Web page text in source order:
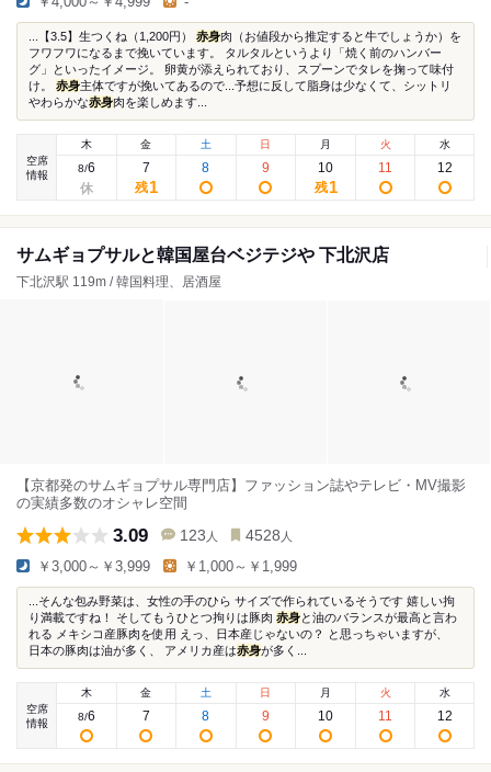
...【3.5】生つくね（1,200円） 赤身肉（お値段から推定すると牛でしょうか）を
フワフワになるまで挽いています。 タルタルというより「焼く前のハンバー
グ」といったイメージ。 卵黄が添えられており、スプーンでタレを掬って味付
け。 赤身主体ですが挽いてあるので...予想に反して脂身は少なくて、シットリ
やわらかな赤身肉を楽しめます...
空席
情報
木
8/6
金
7
残1
土
8
日
9
月
10
残1
火
11
水
12
サムギョプサルと韓国屋台ベジテジや 下北沢店​
下北沢駅 119m / 韓国料理、居酒屋
【京都発のサムギョプサル専門店】ファッション誌やテレビ・MV撮影
の実績多数のオシャレ空間
3.09 123 人 4528 人
￥3,000～￥3,999 ￥1,000～￥1,999
...そんな包み野菜は、女性の手のひら サイズで作られているそうです 嬉しい拘
り満載ですね！ そしてもうひとつ拘りは豚肉 赤身と油のバランスが最高と言わ
れる メキシコ産豚肉を使用 えっ、日本産じゃないの？ と思っちゃいますが、
日本の豚肉は油が多く、 アメリカ産は赤身が多く...
空席
情報
木
8/6
金
7
土
8
日
9
月
10
火
11
水
12